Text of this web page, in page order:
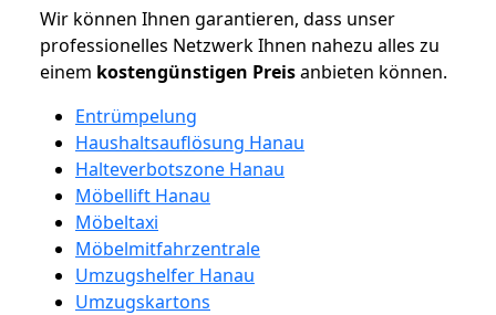
Wir können Ihnen garantieren, dass unser
professionelles Netzwerk Ihnen nahezu alles zu
einem kostengünstigen Preisanbieten können.
Entrümpelung
Haushaltsauflösung Hanau
Halteverbotszone Hanau
Möbellift Hanau
Möbeltaxi
Möbelmitfahrzentrale
Umzugshelfer Hanau
Umzugskartons